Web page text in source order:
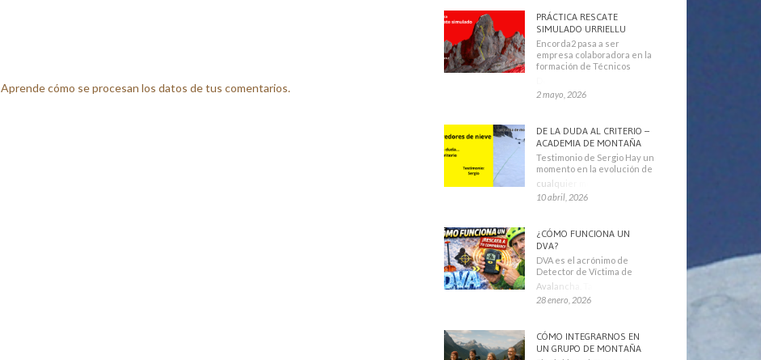
Aprende cómo se procesan los datos de tus comentarios.
PRÁCTICA RESCATE
SIMULADO URRIELLU
Encorda2 pasa a ser
empresa colaboradora en la
formación de Técnicos
2 mayo, 2026
DE LA DUDA AL CRITERIO –
ACADEMIA DE MONTAÑA
Testimonio de Sergio Hay un
momento en la evolución de
cualquier montañero
10 abril, 2026
¿CÓMO FUNCIONA UN
DVA?
DVA es el acrónimo de
Detector de Víctima de
Avalancha. También se
28 enero, 2026
CÓMO INTEGRARNOS EN
UN GRUPO DE MONTAÑA